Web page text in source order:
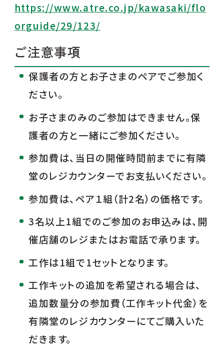
https://www.atre.co.jp/kawasaki/flo
orguide/29/123/
ご注意事項
保護者の方とお子さまのペアでご参加く
ださい。
お子さまのみのご参加はできません。保
護者の方と一緒にご参加ください。
参加費は、当日の開催時間前までに有隣
堂のレジカウンターでお支払いください。
参加費は、ペア１組（計2名）の価格です。
3名以上1組でのご参加のお申込みは、開
催店舗のレジまたはお電話で承ります。
工作は1組で1セットとなります。
工作キットの追加を希望される場合は、
追加数量分の参加費（工作キット代金）を
有隣堂のレジカウンターにてご購入いた
だきます。